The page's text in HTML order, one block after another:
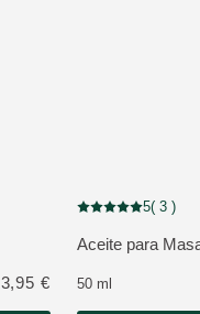
de usuarios
€
VER
Aceite para
Puntuación: 5 / 5
5( 3 )
50 ml